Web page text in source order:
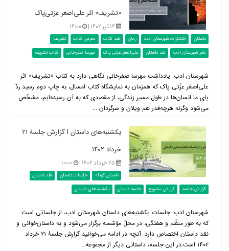
«تشریف» اثر علی‌اصغر عزتی‌پاک
۱۴ تیر ۱۴۰۲ | ۱۴:۰۰
داستان انتشارات شهرستان ادب رمان نقد کتاب معرفی کتاب
تشریف
نشر شهرستان ادب
نقد داستان علی‌اصغر عزتی پاک مهرسا صفرخانی کتاب تشریف
شهرستان ادب: یادداشت مهرسا صفرخانی نگاهی دارد به کتاب «تشریف» اثر
علی‌اصغر عزّتی پاک که همزمان به نمایشگاه کتاب امسال، به چاپ دوم رسید.ردّ
پای ما انسان‌ها در طول مسیر زندگی، از مقصدی که به آن رسیده‌ایم، مشخّص
می‌شود وگرنه هرچه‌قدر هم ویلان و سرگردان ...
یکشنبه‌های داستان l گزارش جلسۀ ۲۱
خرداد ۱۴۰۲
۲۵ خرداد ۱۴۰۲ | ۱۰:۰۰
داستان کوتاه جلسات داستان
نقد داستان
گزارش جلسه
گزارش مشروح جلسه داستان یکشنبه‌های داستان
شهرستان ادب: جلسات یکشنبه‌های داستان شهرستان ادب، از جلساتی است
که به طور منظّم و هفتگی، در محلّ مؤسّسه برگزار می‌شود و به داستان‌خوانی و
نقد داستان اختصاص دارد. آنچه در ادامه می‌خوانید گزارش جلسۀ ۲۱ خرداد
۱۴۰۲ است.در این جلسه، داستانی دیگر از مجموعه...